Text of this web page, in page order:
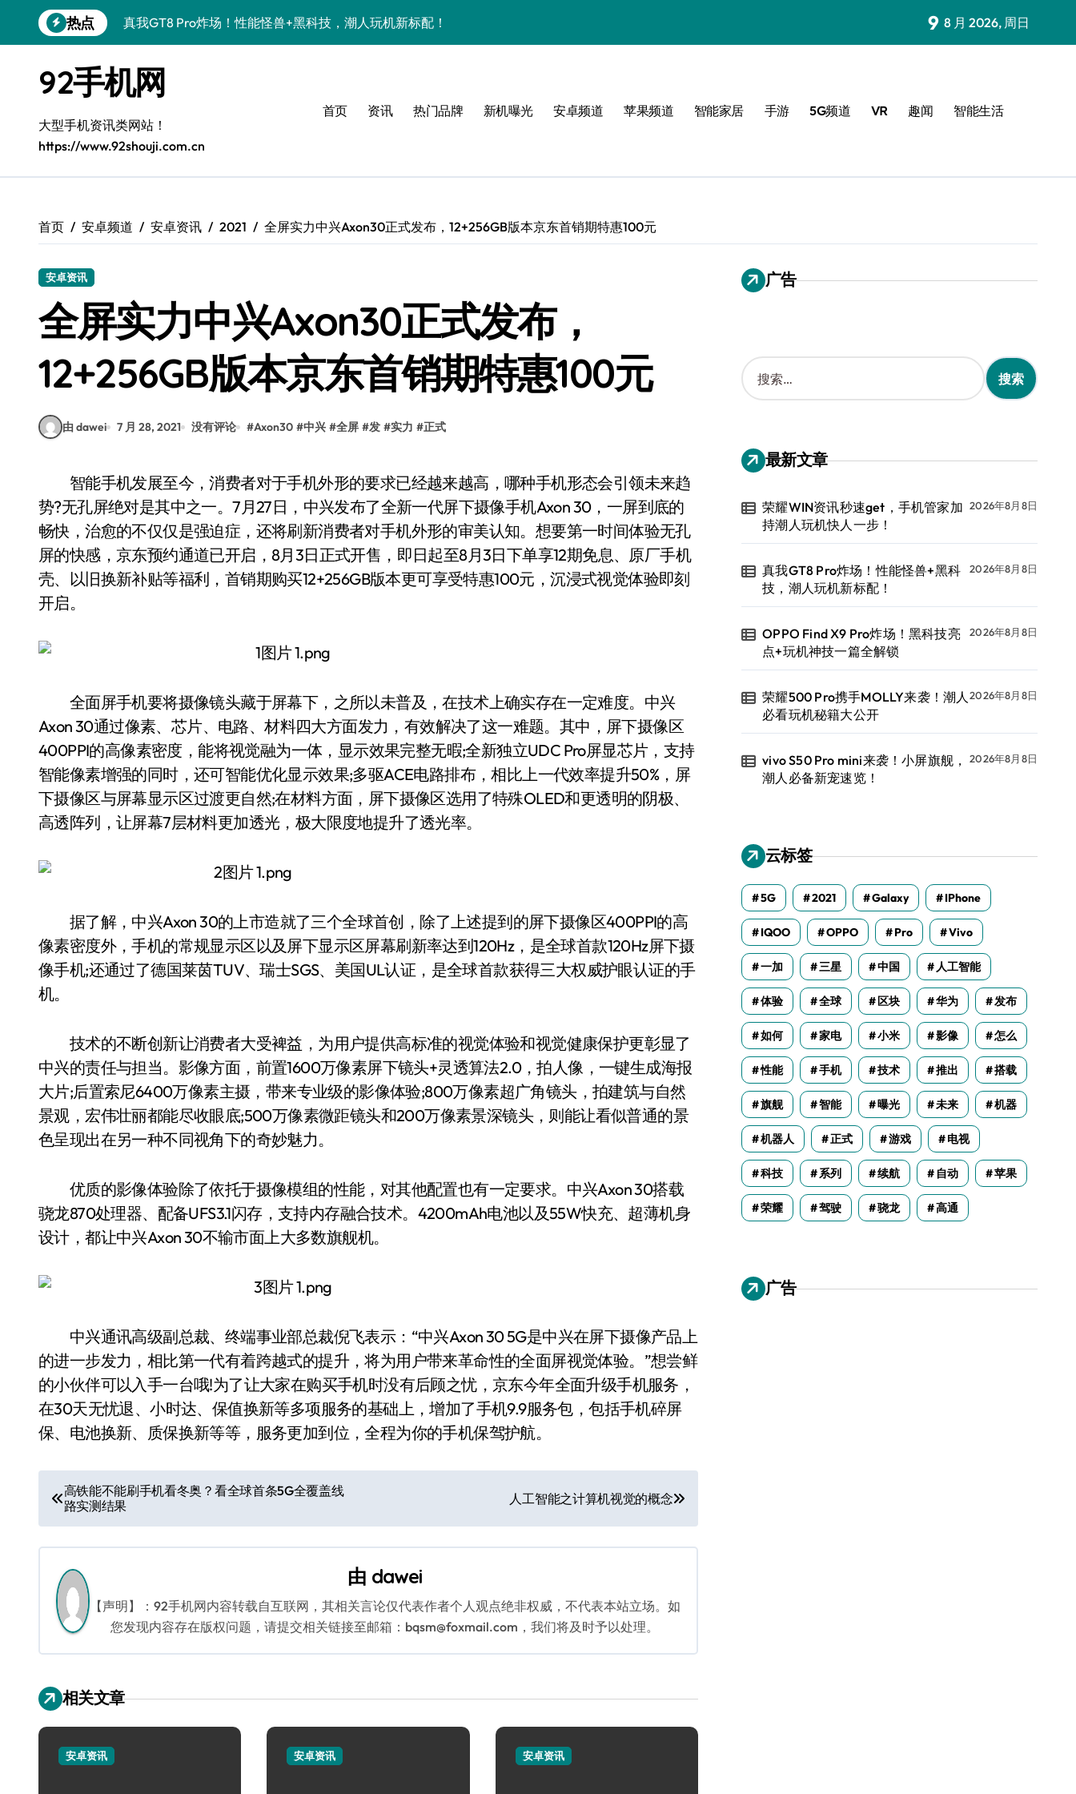
到
热点
真我GT8 Pro炸场！性能怪兽+黑科技，潮人玩机新标配！
荣耀500 Pro携手MOLLY来袭！潮人必看玩机秘籍大公开
vivo S50 Pro mini来袭！小屏旗舰，潮人必备新宠速览！
REDMI K90炸场来袭！性能怪兽+黑科技配置全揭秘
荣耀ROBOT PHONE炸场！手机一握，智能资讯全收割！
iPhone 17e炸场来袭！性能配置大升级，潮人速来围观！
荣耀WIN资讯秒速get，手机管家加持潮人玩机快人一步！
9 8 月 2026, 周日
92手机网
大型手机资讯类网站！
https://www.92shouji.com.cn
首页 资讯 热门品牌 新机曝光 安卓频道 苹果频道 智能家居 手游 5G频道 VR 趣闻 智能生活
首页 安卓频道 安卓资讯 2021 全屏实力中兴Axon30正式发布，12+256GB版本京东首销期特惠100元
安卓资讯
全屏实力中兴Axon30正式发布，
12+256GB版本京东首销期特惠100元
由 dawei 7 月 28, 2021 没有评论 #Axon30 #中兴 #全屏 #发 #实力 #正式
智能手机发展至今，消费者对于手机外形的要求已经越来越高，哪种手机形态会引领未来趋
势?无孔屏绝对是其中之一。7月27日，中兴发布了全新一代屏下摄像手机Axon 30，一屏到底的
畅快，治愈的不仅仅是强迫症，还将刷新消费者对手机外形的审美认知。想要第一时间体验无孔
屏的快感，京东预约通道已开启，8月3日正式开售，即日起至8月3日下单享12期免息、原厂手机
壳、以旧换新补贴等福利，首销期购买12+256GB版本更可享受特惠100元，沉浸式视觉体验即刻
开启。
全面屏手机要将摄像镜头藏于屏幕下，之所以未普及，在技术上确实存在一定难度。中兴
Axon 30通过像素、芯片、电路、材料四大方面发力，有效解决了这一难题。其中，屏下摄像区
400PPI的高像素密度，能将视觉融为一体，显示效果完整无暇;全新独立UDC Pro屏显芯片，支持
智能像素增强的同时，还可智能优化显示效果;多驱ACE电路排布，相比上一代效率提升50%，屏
下摄像区与屏幕显示区过渡更自然;在材料方面，屏下摄像区选用了特殊OLED和更透明的阴极、
高透阵列，让屏幕7层材料更加透光，极大限度地提升了透光率。
据了解，中兴Axon 30的上市造就了三个全球首创，除了上述提到的屏下摄像区400PPI的高
像素密度外，手机的常规显示区以及屏下显示区屏幕刷新率达到120Hz，是全球首款120Hz屏下摄
像手机;还通过了德国莱茵TUV、瑞士SGS、美国UL认证，是全球首款获得三大权威护眼认证的手
机。
技术的不断创新让消费者大受裨益，为用户提供高标准的视觉体验和视觉健康保护更彰显了
中兴的责任与担当。影像方面，前置1600万像素屏下镜头+灵透算法2.0，拍人像，一键生成海报
大片;后置索尼6400万像素主摄，带来专业级的影像体验;800万像素超广角镜头，拍建筑与自然
景观，宏伟壮丽都能尽收眼底;500万像素微距镜头和200万像素景深镜头，则能让看似普通的景
色呈现出在另一种不同视角下的奇妙魅力。
优质的影像体验除了依托于摄像模组的性能，对其他配置也有一定要求。中兴Axon 30搭载
骁龙870处理器、配备UFS3.1闪存，支持内存融合技术。4200mAh电池以及55W快充、超薄机身
设计，都让中兴Axon 30不输市面上大多数旗舰机。
中兴通讯高级副总裁、终端事业部总裁倪飞表示：“中兴Axon 30 5G是中兴在屏下摄像产品上
的进一步发力，相比第一代有着跨越式的提升，将为用户带来革命性的全面屏视觉体验。”想尝鲜
的小伙伴可以入手一台哦!为了让大家在购买手机时没有后顾之忧，京东今年全面升级手机服务，
在30天无忧退、小时达、保值换新等多项服务的基础上，增加了手机9.9服务包，包括手机碎屏
保、电池换新、质保换新等等，服务更加到位，全程为你的手机保驾护航。
文
章
导
航
高铁能不能刷手机看冬奥？看全球首条5G全覆盖线
路实测结果
人工智能之计算机视觉的概念
由 dawei
【声明】：92手机网内容转载自互联网，其相关言论仅代表作者个人观点绝非权威，不代表本站立场。如
您发现内容存在版权问题，请提交相关链接至邮箱：bqsm@foxmail.com，我们将及时予以处理。
相关文章
安卓资讯 安卓资讯 安卓资讯
广告
搜
索
：
最新文章
荣耀WIN资讯秒速get，手机管家加
持潮人玩机快人一步！
2026年8月8日
真我GT8 Pro炸场！性能怪兽+黑科
技，潮人玩机新标配！
2026年8月8日
OPPO Find X9 Pro炸场！黑科技亮
点+玩机神技一篇全解锁
2026年8月8日
荣耀500 Pro携手MOLLY来袭！潮人
必看玩机秘籍大公开
2026年8月8日
vivo S50 Pro mini来袭！小屏旗舰，
潮人必备新宠速览！
2026年8月8日
云标签
5G 2021 Galaxy IPhone
IQOO OPPO Pro Vivo
一加 三星 中国 人工智能
体验 全球 区块 华为 发布
如何 家电 小米 影像 怎么
性能 手机 技术 推出 搭载
旗舰 智能 曝光 未来 机器
机器人 正式 游戏 电视
科技 系列 续航 自动 苹果
荣耀 驾驶 骁龙 高通
广告